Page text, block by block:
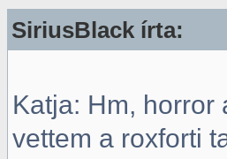
SiriusBlack írta:
Katja: Hm, horror
vettem a roxforti